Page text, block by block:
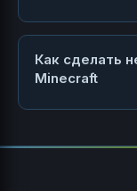
Как сделать
Minecraft